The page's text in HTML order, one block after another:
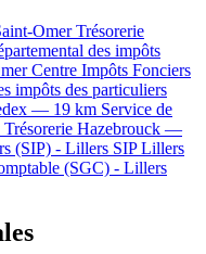
Omer Trésorerie
des impôts
Centre Impôts Fonciers
impôts des particuliers
— 19 km Service de
Trésorerie Hazebrouck —
(SIP) - Lillers SIP Lillers
(SGC) - Lillers